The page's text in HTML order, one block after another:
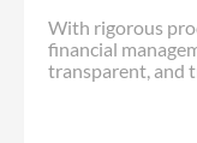
With rigorous
financial
transparent, and